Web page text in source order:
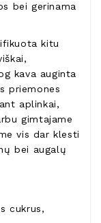
bei gerinama
kitu
kava auginta
priemones
aplinkai,
gimtajame
vis dar klesti
bei augalų
cukrus,